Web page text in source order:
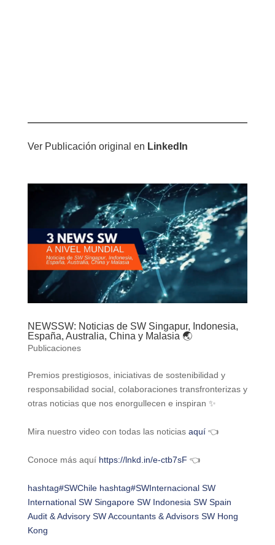
Ver Publicación original en LinkedIn
NEWSSW: Noticias de SW Singapur, Indonesia,
España, Australia, China y Malasia 🌏
Publicaciones
Premios prestigiosos, iniciativas de sostenibilidad y
responsabilidad social, colaboraciones transfronterizas y
otras noticias que nos enorgullecen e inspiran ✨
Mira nuestro video con todas las noticias aquí👈
Conoce más aquí https://lnkd.in/e-ctb7sF 👈
hashtag#SWChile hashtag#SWInternacional SW
International SW Singapore SW Indonesia SW Spain
Audit & Advisory SW Accountants & Advisors SW Hong
Kong